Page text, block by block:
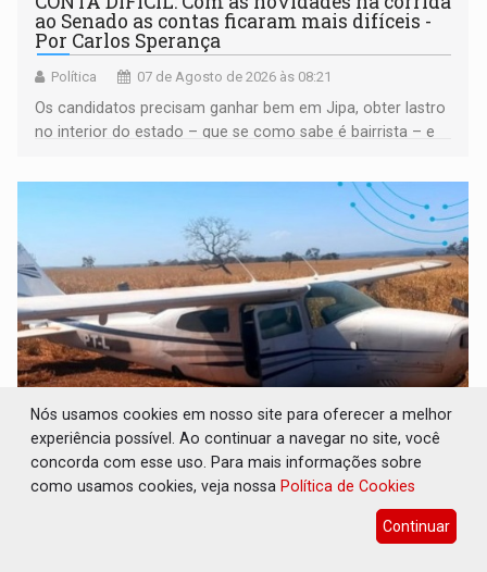
ao Senado as contas ficaram mais difíceis -
Por Carlos Sperança
Política 07 de Agosto de 2026 às 08:21
Os candidatos precisam ganhar bem em Jipa, obter lastro
no interior do estado – que se como sabe é bairrista – e
garantir
CH4C1NA: Disputa entre PCC e CV deixa dez
mortos em cinco dias na Bolívia
As autoridades ainda apuram a autoria e a motivação
Nós usamos cookies em nosso site para oferecer a melhor
experiência possível. Ao continuar a navegar no site, você
concorda com esse uso. Para mais informações sobre
como usamos cookies, veja nossa Política de Cookies
Continuar